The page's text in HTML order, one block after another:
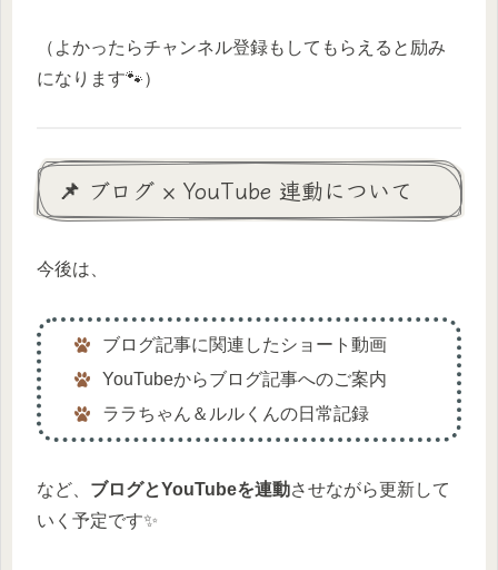
（よかったらチャンネル登録もしてもらえると励み
になります🐾）
📌 ブログ × YouTube 連動について
今後は、
ブログ記事に関連したショート動画
YouTubeからブログ記事へのご案内
ララちゃん＆ルルくんの日常記録
など、 ブログとYouTubeを連動させながら更新して
いく予定です✨